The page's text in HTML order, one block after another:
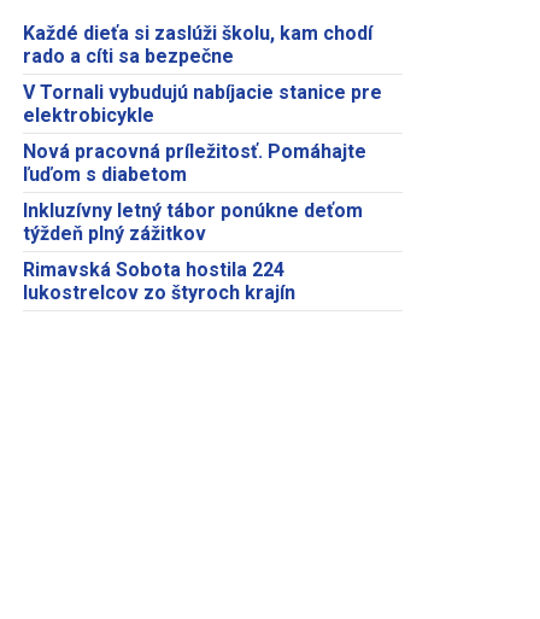
Každé dieťa si zaslúži školu, kam chodí
rado a cíti sa bezpečne
V Tornali vybudujú nabíjacie stanice pre
elektrobicykle
Nová pracovná príležitosť. Pomáhajte
ľuďom s diabetom
Inkluzívny letný tábor ponúkne deťom
týždeň plný zážitkov
Rimavská Sobota hostila 224
lukostrelcov zo štyroch krajín